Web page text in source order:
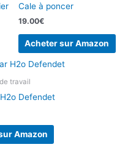
Cale à poncer
19.00€
Acheter sur Amazon
travail
Defendet
Amazon